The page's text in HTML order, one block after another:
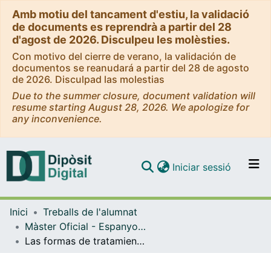
Amb motiu del tancament d'estiu, la validació
de documents es reprendrà a partir del 28
d'agost de 2026. Disculpeu les molèsties.
Con motivo del cierre de verano, la validación de
documentos se reanudará a partir del 28 de agosto
de 2026. Disculpad las molestias
Due to the summer closure, document validation will
resume starting August 28, 2026. We apologize for
any inconvenience.
Navega per tot el DD
Com publicar
Iniciar sessió (current)
Inici
Treballs de l'alumnat
Màster Oficial - Espanyol com a Llengua Estrangera en Àmbits Professionals
Las formas de tratamiento en el español colombiano y su reflejo en algunos manuales de E/LE